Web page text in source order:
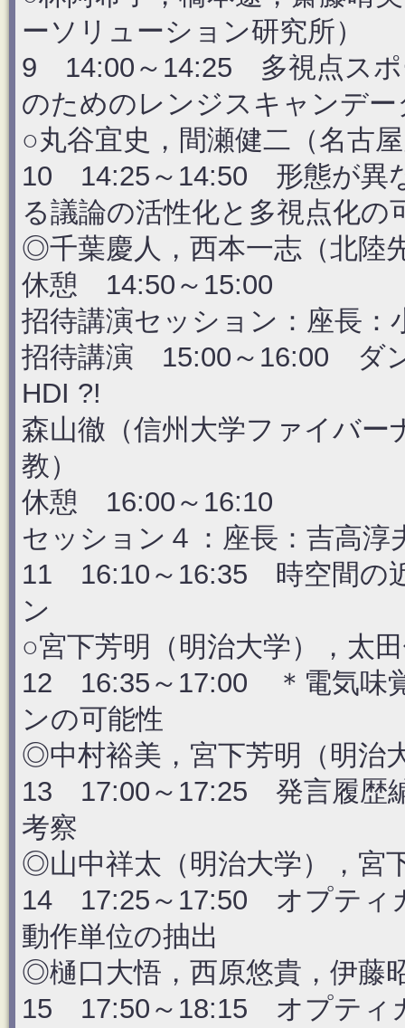
ーソリューション研究所）
9 14:00～14:25 多視点スポ
のためのレンジスキャンデ
○丸谷宜史，間瀬健二（名古
10 14:25～14:50 形態が異
る議論の活性化と多視点化の
◎千葉慶人，西本一志（北陸
休憩 14:50～15:00
招待講演セッション：座長：
招待講演 15:00～16:00 ダ
HDI ?!
森山徹（信州大学ファイバー
教）
休憩 16:00～16:10
セッション４：座長：吉高淳
11 16:10～16:35 時空間の
ン
○宮下芳明（明治大学），太
12 16:35～17:00 ＊電気味
ンの可能性
◎中村裕美，宮下芳明（明治
13 17:00～17:25 発言履歴
考察
◎山中祥太（明治大学），宮
14 17:25～17:50 オプティ
動作単位の抽出
◎樋口大悟，西原悠貴，伊藤
15 17:50～18:15 オプティ